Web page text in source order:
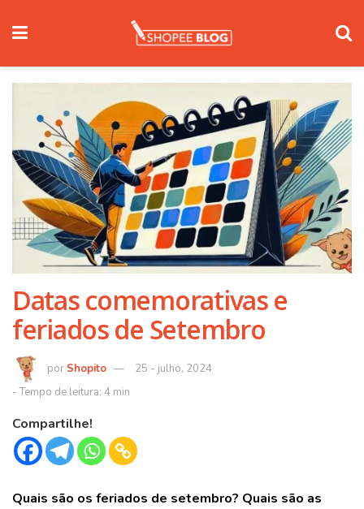
Datas comemorativas e
feriados de Setembro
Shopito 25 - julho, 2024
Compartilhe!
Quais são os feriados de setembro? Quais são as